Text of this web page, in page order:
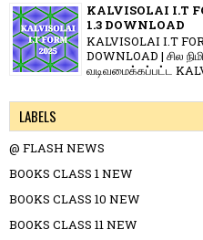
KALVISOLAI I.T
1.3 DOWNLOAD
KALVISOLAI I.T
DOWNLOAD | சில
வடிவமைக்கப்பட்ட
LABELS
@ FLASH NEWS
BOOKS CLASS 1 NEW
BOOKS CLASS 10 NEW
BOOKS CLASS 11 NEW